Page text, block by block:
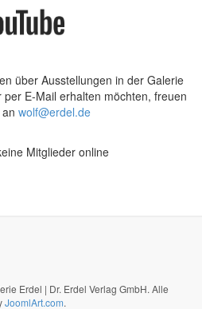
über Ausstellungen in der Galerie
E-Mail erhalten möchten, freuen
wolf@erdel.de
Mitglieder online
Erdel | Dr. Erdel Verlag GmbH. Alle
JoomlArt.com.